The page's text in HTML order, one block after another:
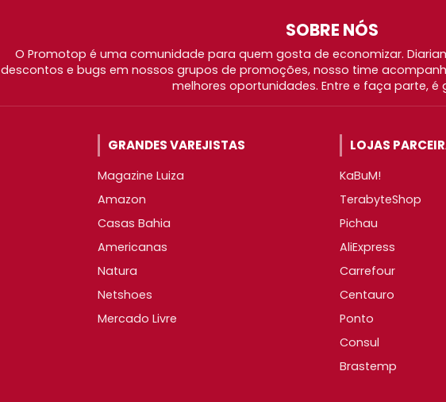
SOBRE NÓS
O Promotop é uma comunidade para quem gosta de economizar.
descontos e bugs em nossos grupos de promoções, nosso time
melhores oportunidades. Entre e faça parte, é
GRANDES VAREJISTAS
Magazine Luiza
Amazon
Casas Bahia
Americanas
Natura
Netshoes
Mercado Livre
LOJAS
KaBuM!
TerabyteShop
Pichau
AliExpress
Carrefour
Centauro
Ponto
Consul
Brastemp